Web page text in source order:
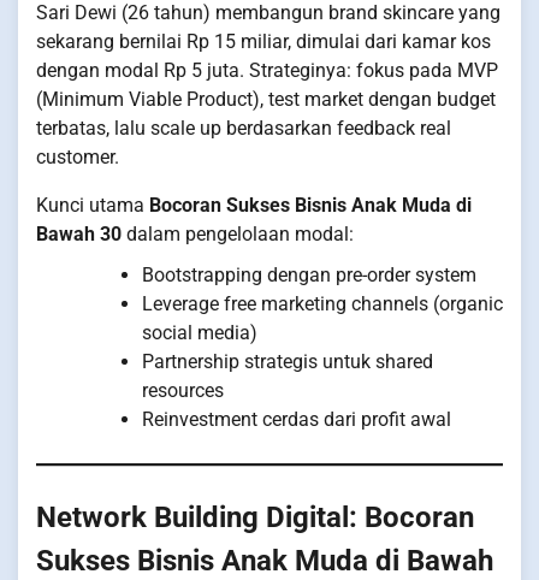
Sari Dewi (26 tahun) membangun brand skincare yang
sekarang bernilai Rp 15 miliar, dimulai dari kamar kos
dengan modal Rp 5 juta. Strateginya: fokus pada MVP
(Minimum Viable Product), test market dengan budget
terbatas, lalu scale up berdasarkan feedback real
customer.
Kunci utama Bocoran Sukses Bisnis Anak Muda di
Bawah 30 dalam pengelolaan modal:
Bootstrapping dengan pre-order system
Leverage free marketing channels (organic
social media)
Partnership strategis untuk shared
resources
Reinvestment cerdas dari profit awal
Network Building Digital: Bocoran
Sukses Bisnis Anak Muda di Bawah